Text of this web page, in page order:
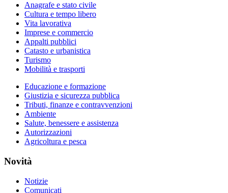
Anagrafe e stato civile
Cultura e tempo libero
Vita lavorativa
Imprese e commercio
Appalti pubblici
Catasto e urbanistica
Turismo
Mobilità e trasporti
Educazione e formazione
Giustizia e sicurezza pubblica
Tributi, finanze e contravvenzioni
Ambiente
Salute, benessere e assistenza
Autorizzazioni
Agricoltura e pesca
Novità
Notizie
Comunicati